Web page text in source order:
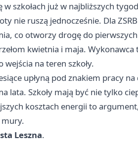
w szkołach już w najbliższych
nie ruszą jednocześnie. Dla
co otworzy drogę do
kwietnia i maja.
na teren szkoły.
upłyną pod znakiem pracy
lata. Szkoły mają być nie tylko
kosztach energii to
mury.
Leszna.